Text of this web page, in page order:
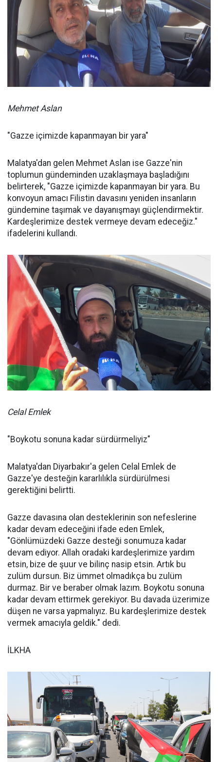
Mehmet Aslan
"Gazze içimizde kapanmayan bir yara"
Malatya'dan gelen Mehmet Aslan ise Gazze'nin
toplumun gündeminden uzaklaşmaya başladığını
belirterek, "Gazze içimizde kapanmayan bir yara. Bu
konvoyun amacı Filistin davasını yeniden insanların
gündemine taşımak ve dayanışmayı güçlendirmektir.
Kardeşlerimize destek vermeye devam edeceğiz."
ifadelerini kullandı.
Celal Emlek
"Boykotu sonuna kadar sürdürmeliyiz"
Malatya'dan Diyarbakır'a gelen Celal Emlek de
Gazze'ye desteğin kararlılıkla sürdürülmesi
gerektiğini belirtti.
Gazze davasına olan desteklerinin son nefeslerine
kadar devam edeceğini ifade eden Emlek,
"Gönlümüzdeki Gazze desteği sonumuza kadar
devam ediyor. Allah oradaki kardeşlerimize yardım
etsin, bize de şuur ve bilinç nasip etsin. Artık bu
zulüm dursun. Biz ümmet olmadıkça bu zulüm
durmaz. Bir ve beraber olmak lazım. Boykotu sonuna
kadar devam ettirmek gerekiyor. Bu davada üzerimize
düşen ne varsa yapmalıyız. Bu kardeşlerimize destek
vermek amacıyla geldik." dedi.
İLKHA